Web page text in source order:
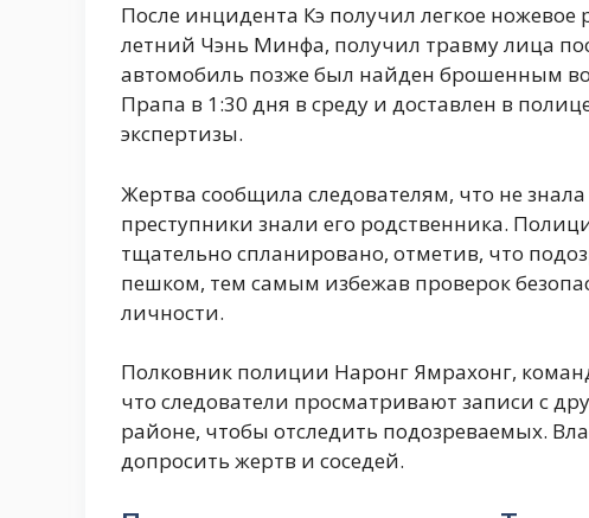
После инцидента Кэ получил легкое
летний Чэнь Минфа, получил травму лица
автомобиль позже был найден брошенным
Прапа в 1:30 дня в среду и доставлен в
экспертизы.
Жертва сообщила следователям, что не
преступники знали его родственника.
тщательно спланировано, отметив, что
пешком, тем самым избежав проверок
личности.
Полковник полиции Наронг Ямрахонг,
что следователи просматривают записи с
районе, чтобы отследить подозреваемых.
допросить жертв и соседей.